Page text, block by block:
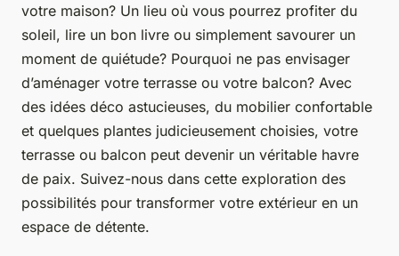
votre maison? Un lieu où vous pourrez profiter du
soleil, lire un bon livre ou simplement savourer un
moment de quiétude? Pourquoi ne pas envisager
d’aménager votre terrasse ou votre balcon? Avec
des idées déco astucieuses, du mobilier confortable
et quelques plantes judicieusement choisies, votre
terrasse ou balcon peut devenir un véritable havre
de paix. Suivez-nous dans cette exploration des
possibilités pour transformer votre extérieur en un
espace de détente.